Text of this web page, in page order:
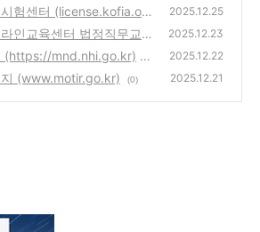
험센터 (license.kofia.or.
2025.12.25
인교육센터 법정직무교
(1)
2025.12.23
(https://mnd.nhi.go.kr) 2025.12.22
(www.motir.go.kr) (0) 2025.12.21